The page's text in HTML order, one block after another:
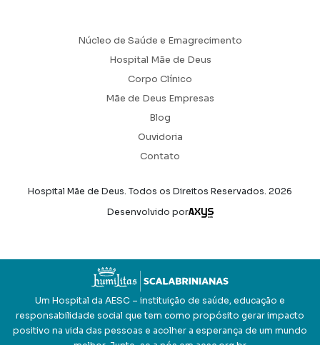
Núcleo de Saúde e Emagrecimento
Hospital Mãe de Deus
Corpo Clínico
Mãe de Deus Empresas
Blog
Ouvidoria
Contato
Hospital Mãe de Deus. Todos os Direitos Reservados. 2026
Desenvolvido por
Axysweb
Um Hospital da AESC – instituição de saúde, educação e
responsabilidade social que tem como propósito gerar impacto
positivo na vida das pessoas e acolher a esperança de um mundo